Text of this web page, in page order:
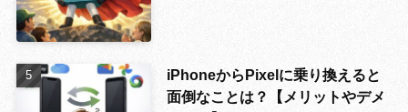
iPhoneからPixelに乗り換えると
面倒なことは？【メリットやデメ